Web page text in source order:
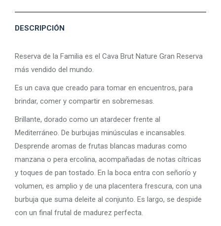
DESCRIPCIÓN
Reserva de la Familia es el Cava Brut Nature Gran Reserva
más vendido del mundo.
Es un cava que creado para tomar en encuentros, para
brindar, comer y compartir en sobremesas.
Brillante, dorado como un atardecer frente al
Mediterráneo. De burbujas minúsculas e incansables.
Desprende aromas de frutas blancas maduras como
manzana o pera ercolina, acompañadas de notas cítricas
y toques de pan tostado. En la boca entra con señorío y
volumen, es amplio y de una placentera frescura, con una
burbuja que suma deleite al conjunto. Es largo, se despide
con un final frutal de madurez perfecta.